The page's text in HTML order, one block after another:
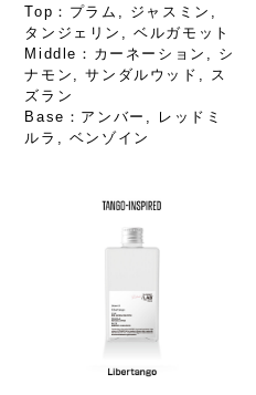
Top：プラム, ジャスミン,
タンジェリン, ベルガモット
Middle：カーネーション, シ
ナモン, サンダルウッド, ス
ズラン
Base：アンバー, レッドミ
ルラ, ベンゾイン